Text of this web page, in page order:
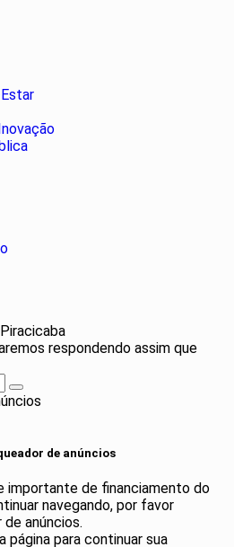
respondendo assim que
de anúncios
importante de financiamento do
navegando, por favor
anúncios.
página para continuar sua